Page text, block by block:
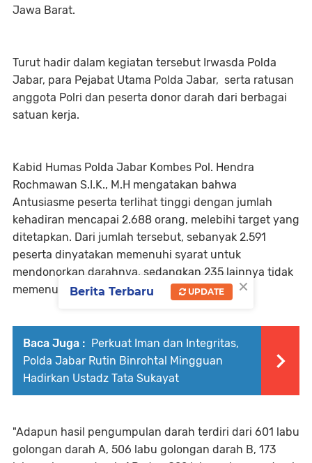
Jawa Barat.
Turut hadir dalam kegiatan tersebut Irwasda Polda
Jabar, para Pejabat Utama Polda Jabar, serta ratusan
anggota Polri dan peserta donor darah dari berbagai
satuan kerja.
Kabid Humas Polda Jabar Kombes Pol. Hendra
Rochmawan S.I.K., M.H mengatakan bahwa
Antusiasme peserta terlihat tinggi dengan jumlah
kehadiran mencapai 2.688 orang, melebihi target yang
ditetapkan. Dari jumlah tersebut, sebanyak 2.591
peserta dinyatakan memenuhi syarat untuk
mendonorkan darahnya, sedangkan 235 lainnya tidak
memenuhi syarat karena faktor kesehatan.
Baca Juga : Perkuat Iman dan Integritas,
Polda Jabar Rutin Binrohtal Mingguan
Hadirkan Ustadz Tata Sukayat
"Adapun hasil pengumpulan darah terdiri dari 601 labu
golongan darah A, 506 labu golongan darah B, 173
×
Berita Terbaru UPDATE